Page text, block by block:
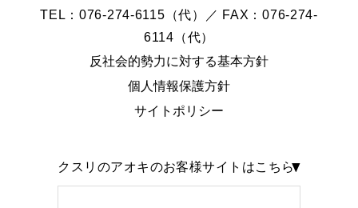
TEL：076-274-6115（代）／ FAX：076-274-
6114（代）
反社会的勢力に対する基本方針
個人情報保護方針
サイトポリシー
クスリのアオキのお客様サイトはこちら